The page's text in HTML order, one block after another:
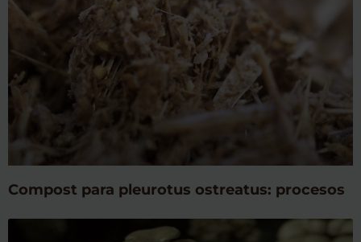
Compost para pleurotus ostreatus: procesos